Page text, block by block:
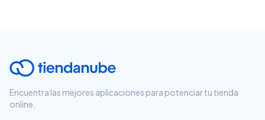
Encuentra las mejores aplicaciones para potenciar tu tienda
online.